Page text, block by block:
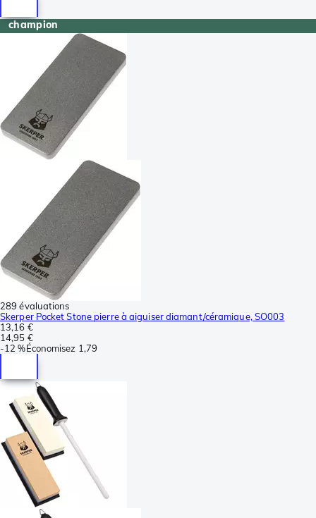
champion
289 évaluations
Skerper Pocket Stone pierre à aiguiser diamant/céramique, SO003
13,16 €
14,95 €
-12 %Économisez 1,79